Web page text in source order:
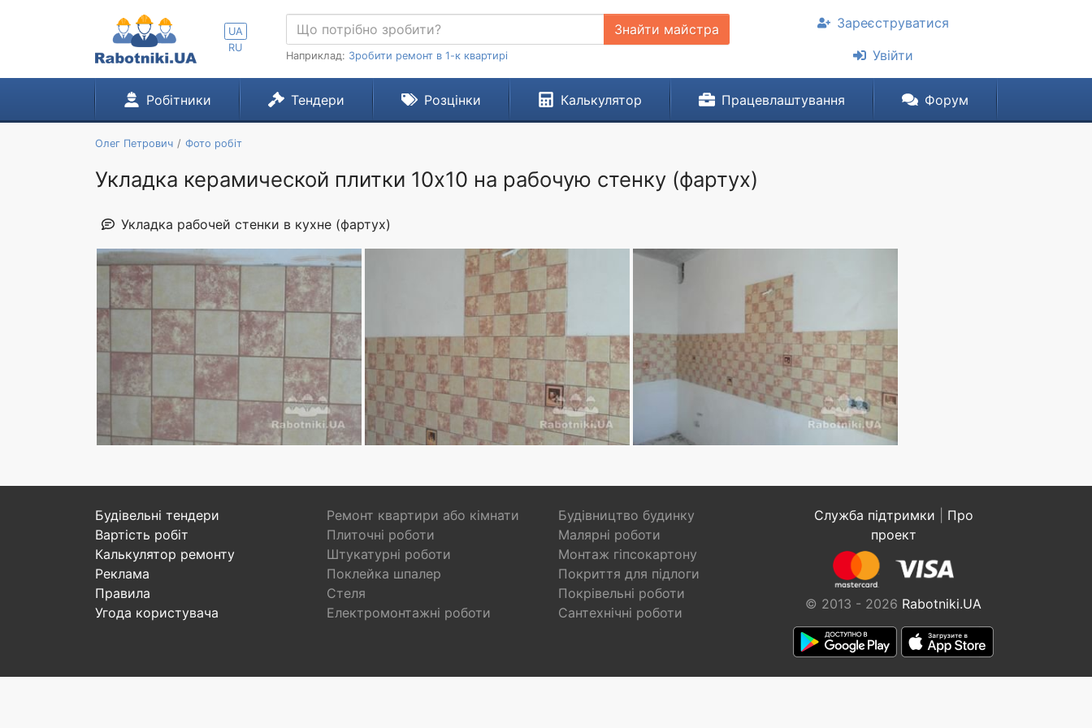
UA
RU
Знайти майстра
Наприклад: Зробити ремонт в 1-к квартирі
Зареєструватися
Увійти
Робітники Тендери Розцінки Калькулятор Працевлаштування Форум
Олег Петрович Фото робіт
Укладка керамической плитки 10х10 на рабочую стенку (фартух)
Укладка рабочей стенки в кухне (фартух)
Будівельні тендери
Вартість робіт
Калькулятор ремонту
Реклама
Правила
Угода користувача
Ремонт квартири або кімнати
Будівництво будинку
Плиточні роботи
Малярні роботи
Штукатурні роботи
Монтаж гіпсокартону
Поклейка шпалер
Покриття для підлоги
Стеля
Покрівельні роботи
Електромонтажні роботи
Сантехнічні роботи
Служба підтримки
Про
проект
© 2013 - 2026 Rabotniki.UA